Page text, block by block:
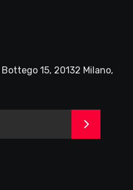
15, 20132 Milano,
>